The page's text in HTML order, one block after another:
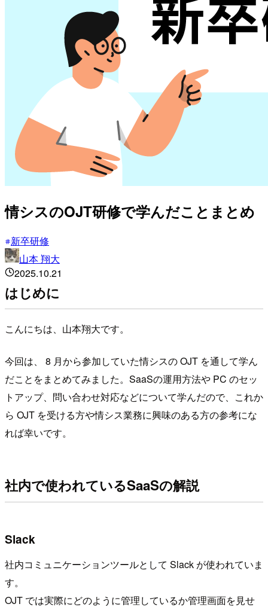
情シスのOJT研修で学んだことまとめ
新卒研修
山本 翔大
2025.10.21
はじめに
こんにちは、山本翔大です。
今回は、 8 月から参加していた情シスの OJT を通して学ん
だことをまとめてみました。SaaSの運用方法や PC のセッ
トアップ、問い合わせ対応などについて学んだので、これか
ら OJT を受ける方や情シス業務に興味のある方の参考にな
れば幸いです。
社内で使われているSaaSの解説
Slack
社内コミュニケーションツールとして Slack が使われていま
す。
OJT では実際にどのように管理しているか管理画面を見せ